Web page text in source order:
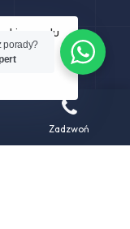
Zadzwoń
porady?
w celu